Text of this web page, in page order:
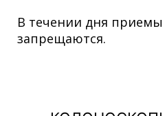
В течении дня
запрещаются.